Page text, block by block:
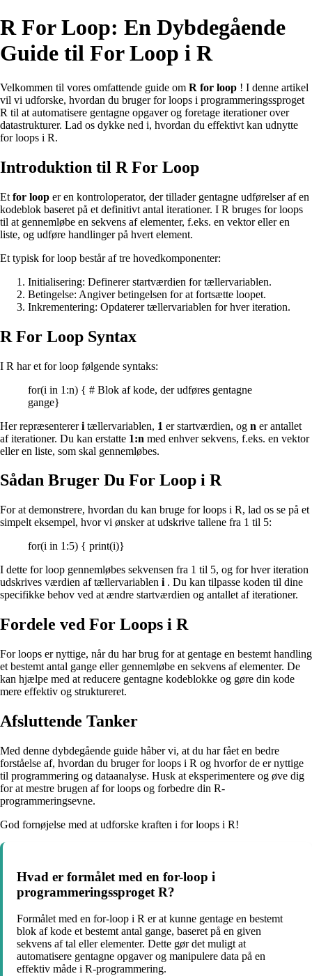
R For Loop: En Dybdegående
Guide til For Loop i R
Velkommen til vores omfattende guide om R for loop ! I denne artikel
vil vi udforske, hvordan du bruger for loops i programmeringssproget
R til at automatisere gentagne opgaver og foretage iterationer over
datastrukturer. Lad os dykke ned i, hvordan du effektivt kan udnytte
for loops i R.
Introduktion til R For Loop
Et for loop er en kontroloperator, der tillader gentagne udførelser af en
kodeblok baseret på et definitivt antal iterationer. I R bruges for loops
til at gennemløbe en sekvens af elementer, f.eks. en vektor eller en
liste, og udføre handlinger på hvert element.
Et typisk for loop består af tre hovedkomponenter:
Initialisering: Definerer startværdien for tællervariablen.
Betingelse: Angiver betingelsen for at fortsætte loopet.
Inkrementering: Opdaterer tællervariablen for hver iteration.
R For Loop Syntax
I R har et for loop følgende syntaks:
for(i in 1:n) { # Blok af kode, der udføres gentagne
gange}
Her repræsentereri ​​tællervariablen, 1 er startværdien, og n er antallet
af iterationer. Du kan erstatte 1:n med enhver sekvens, f.eks. en vektor
eller en liste, som skal gennemløbes.
Sådan Bruger Du For Loop i R
For at demonstrere, hvordan du kan bruge for loops i R, lad os se på et
simpelt eksempel, hvor vi ønsker at udskrive tallene fra 1 til 5:
for(i in 1:5) { print(i)}
I dette for loop gennemløbes sekvensen fra 1 til 5, og for hver iteration
udskrives værdien af tællervariablen i . Du kan tilpasse koden til dine
specifikke behov ved at ændre startværdien og antallet af iterationer.
Fordele ved For Loops i R
For loops er nyttige, når du har brug for at gentage en bestemt handling
et bestemt antal gange eller gennemløbe en sekvens af elementer. De
kan hjælpe med at reducere gentagne kodeblokke og gøre din kode
mere effektiv og struktureret.
Afsluttende Tanker
Med denne dybdegående guide håber vi, at du har fået en bedre
forståelse af, hvordan du bruger for loops i R og hvorfor de er nyttige
til programmering og dataanalyse. Husk at eksperimentere og øve dig
for at mestre brugen af for loops og forbedre din R-
programmeringsevne.
God fornøjelse med at udforske kraften i for loops i R!
Hvad er formålet med en for-loop i
programmeringssproget R?
Formålet med en for-loop i R er at kunne gentage en bestemt
blok af kode et bestemt antal gange, baseret på en given
sekvens af tal eller elementer. Dette gør det muligt at
automatisere gentagne opgaver og manipulere data på en
effektiv måde i R-programmering.